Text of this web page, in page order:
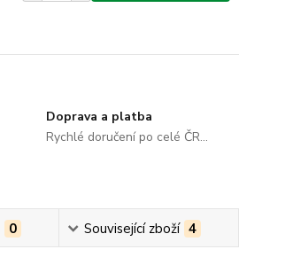
Doprava a platba
Rychlé doručení po celé ČR...
0 Související zboží 4